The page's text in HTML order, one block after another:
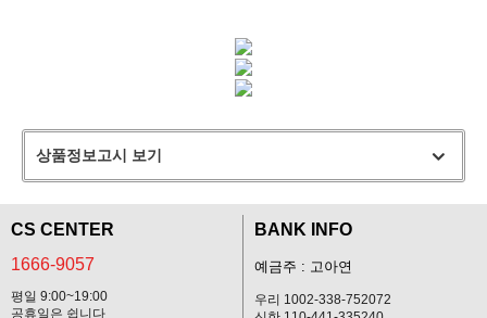
상품정보고시 보기
CS CENTER
1666-9057
평일 9:00~19:00
공휴일은 쉽니다
BANK INFO
예금주 : 고아연
우리 1002-338-752072